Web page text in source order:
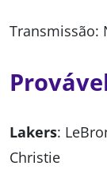
Transmissão:
Lakers:
Christie